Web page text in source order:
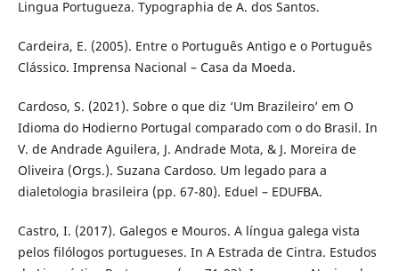
Lingua Portugueza. Typographia de A. dos Santos.
Cardeira, E. (2005). Entre o Português Antigo e o Português
Clássico. Imprensa Nacional – Casa da Moeda.
Cardoso, S. (2021). Sobre o que diz ‘Um Brazileiro’ em O
Idioma do Hodierno Portugal comparado com o do Brasil. In
V. de Andrade Aguilera, J. Andrade Mota, & J. Moreira de
Oliveira (Orgs.). Suzana Cardoso. Um legado para a
dialetologia brasileira (pp. 67-80). Eduel – EDUFBA.
Castro, I. (2017). Galegos e Mouros. A língua galega vista
pelos filólogos portugueses. In A Estrada de Cintra. Estudos